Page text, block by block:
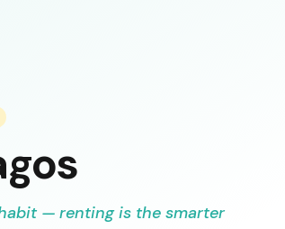
— renting is the smarter